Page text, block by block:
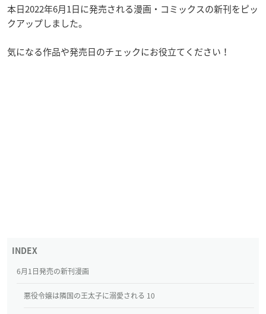
本日2022年6月1日に発売される漫画・コミックスの新刊をピッ
クアップしました。
気になる作品や発売日のチェックにお役立てください！
6月1日発売の新刊漫画
悪役令嬢は隣国の王太子に溺愛される 10